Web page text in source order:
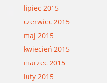
lipiec 2015
czerwiec 2015
maj 2015
kwiecień 2015
marzec 2015
luty 2015